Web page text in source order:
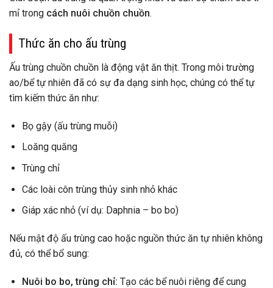
mỉ trong cách nuôi chuồn chuồn.
Thức ăn cho ấu trùng
Ấu trùng chuồn chuồn là động vật ăn thịt. Trong môi trường
ao/bể tự nhiên đã có sự đa dạng sinh học, chúng có thể tự
tìm kiếm thức ăn như:
Bọ gậy (ấu trùng muỗi)
Loăng quăng
Trùng chỉ
Các loài côn trùng thủy sinh nhỏ khác
Giáp xác nhỏ (ví dụ: Daphnia – bo bo)
Nếu mật độ ấu trùng cao hoặc nguồn thức ăn tự nhiên không
đủ, có thể bổ sung:
Nuôi bo bo, trùng chỉ: Tạo các bể nuôi riêng để cung